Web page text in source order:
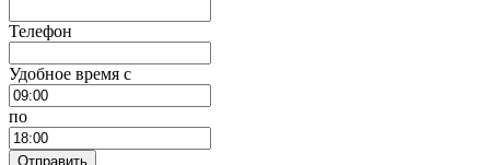
Телефон
Удобное время c
по
Отправить